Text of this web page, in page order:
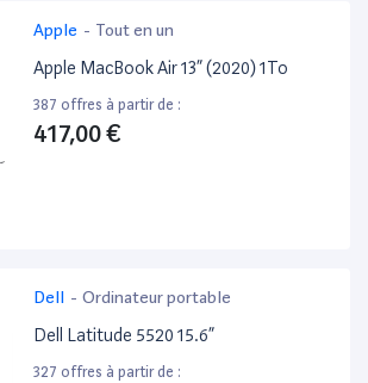
Apple - Tout en un
Apple MacBook Air 13” (2020) 1To
387 offres à partir de :
417,00 €
Dell - Ordinateur portable
Dell Latitude 5520 15.6”
327 offres à partir de :